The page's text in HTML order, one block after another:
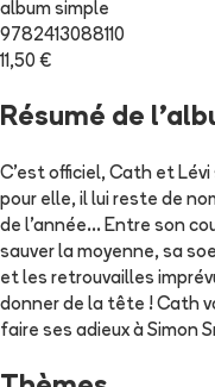
album simple
9782413088110
11,50 €
Résumé de
C'est officiel, Cath et
pour elle, il lui reste de
de l'année... Entre son
sauver la moyenne, sa
et les retrouvailles
donner de la tête ! Cath
faire ses adieux à Simon